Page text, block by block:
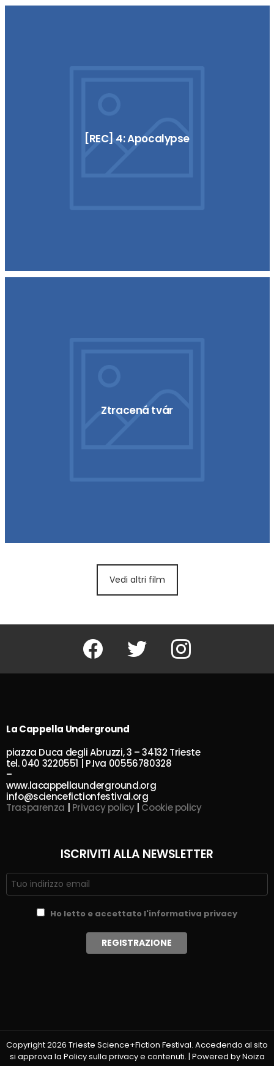
[REC] 4: Apocalypse
Ztracená tvár
Vedi altri film
Facebook Twitter Instagram
La Cappella Underground
piazza Duca degli Abruzzi, 3 – 34132 Trieste
tel. 040 3220551 | P.Iva 00556780328
–
www.lacappellaunderground.org
info@sciencefictionfestival.org
Trasparenza | Privacy policy| Cookie policy
ISCRIVITI ALLA NEWSLETTER
Ho letto e accettato l'informativa privacy
Copyright 2026 Trieste Science+Fiction Festival. Accedendo al sito
si approva la Policy sulla privacy e contenuti. | Powered by Noiza